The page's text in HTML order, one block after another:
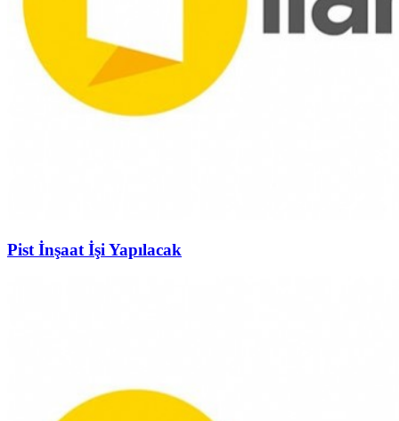
Pist İnşaat İşi Yapılacak